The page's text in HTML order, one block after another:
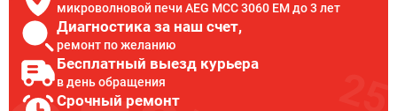
микроволновой печи AEG MCC 3060 EM до 3 лет
Диагностика за наш счет,
ремонт по желанию
Бесплатный выезд курьера
в день обращения
Срочный ремонт